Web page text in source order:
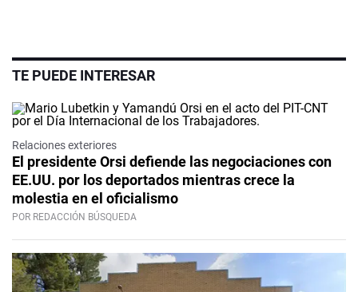
TE PUEDE INTERESAR
Relaciones exteriores
El presidente Orsi defiende las negociaciones con
EE.UU. por los deportados mientras crece la
molestia en el oficialismo
POR REDACCIÓN BÚSQUEDA